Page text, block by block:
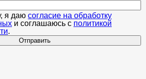
я даю согласие на обработку
и соглашаюсь с политикой
.
Отправить